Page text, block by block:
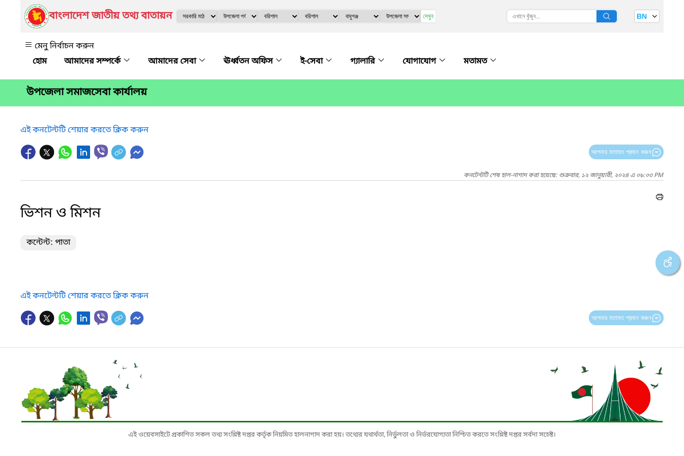
বাংলাদেশ জাতীয় তথ্য বাতায়ন দেখুন BN
মেনু নির্বাচন করুন
আমাদের সম্পর্কে
আমাদের সেবা ঊর্ধ্বতন অফিস ই-সেবা গ্যালারি যোগাযোগ মতামত
উপজেলা সমাজসেবা কার্যালয়
এই কনটেন্টটি শেয়ার করতে ক্লিক করুন
আপনার মতামত প্রদান করুন
কনটেন্টটি শেষ হাল-নাগাদ করা হয়েছে: শুক্রবার, ১২ জানুয়ারী, ২০২৪ এ ০৯:০৩ PM
ভিশন ও মিশন
কন্টেন্ট: পাতা
এই কনটেন্টটি শেয়ার করতে ক্লিক করুন
আপনার মতামত প্রদান করুন
এই ওয়েবসাইটে প্রকাশিত সকল তথ্য সংশ্লিষ্ট দপ্তর কর্তৃক নিয়মিত হালনাগাদ করা হয়। তথ্যের যথার্থতা, নির্ভুলতা ও নির্ভরযোগ্যতা নিশ্চিত করতে সংশ্লিষ্ট দপ্তর সর্বদা সচেষ্ট।